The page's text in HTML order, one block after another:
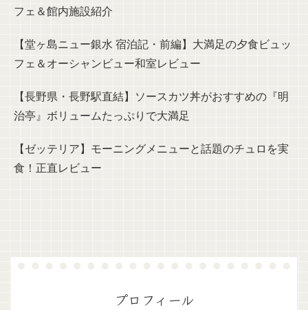
フェ＆館内施設紹介
【堂ヶ島ニュー銀水 宿泊記・前編】大満足の夕食ビュッ
フェ＆オーシャンビュー和室レビュー
【長野県・長野駅直結】ソースカツ丼がおすすめの『明
治亭』ボリュームたっぷりで大満足
【ゼッテリア】モーニングメニューと話題のチュロを実
食！正直レビュー
プロフィール